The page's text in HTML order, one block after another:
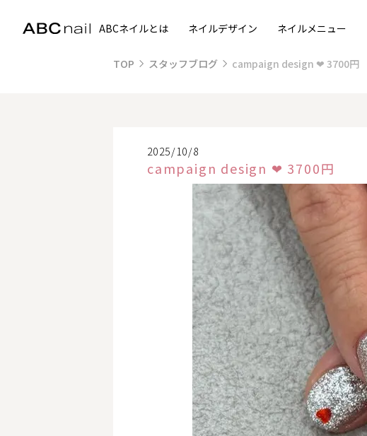
ABCネイルとは ネイルデザイン ネイルメニュー
TOP スタッフブログ campaign design ❤ 3700円
2025/10/8
campaign design ❤ 3700円